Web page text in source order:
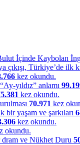
İçinde Kaybolan
çıkışı, Türkiye’de ilk
kez okundu.
yıldız” anlamı
kez okundu.
70.971 kez
bir yaşam ve şarkıları
kez okundu.
okundu.
ve Nükhet Duru